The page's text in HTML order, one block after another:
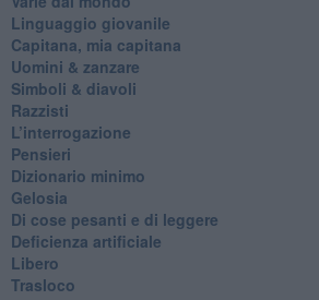
​Linguaggio giovanile
​Capitana, mia capitana
Uomini & zanzare
​Simboli & diavoli
Razzisti
​L’interrogazione
Pensieri
​Dizionario minimo
Gelosia
Di cose pesanti e di leggere
​Deficienza artificiale
Libero
Trasloco